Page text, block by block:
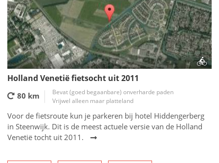
Holland Venetië fietsocht uit 2011
80 km
Bevat (goed begaanbare) onverharde paden
Vrijwel alleen maar platteland
Voor de fietsroute kun je parkeren bij hotel Hiddengerberg
in Steenwijk. Dit is de meest actuele versie van de Holland
Venetië tocht uit 2011.